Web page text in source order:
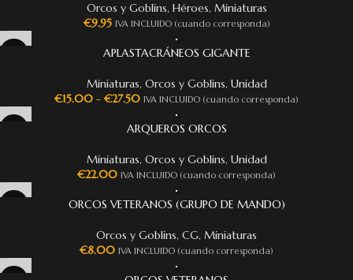
Orcos y Goblins, Héroes, Miniaturas
€9.95 IVA INCLUIDO (cuando corresponda)
APLASTACRÁNEOS GIGANTE
Miniaturas, Orcos y Goblins, Unidad
€15.00 - €27.50 IVA INCLUIDO (cuando corresponda)
ARQUEROS ORCOS
Miniaturas, Orcos y Goblins, Unidad
€22.00 IVA INCLUIDO (cuando corresponda)
ORCOS VETERANOS (GRUPO DE MANDO)
Orcos y Goblins, CG, Miniaturas
€8.00 IVA INCLUIDO (cuando corresponda)